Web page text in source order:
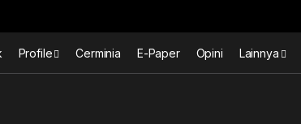
Profile Cerminia E-Paper Opini Lainnya